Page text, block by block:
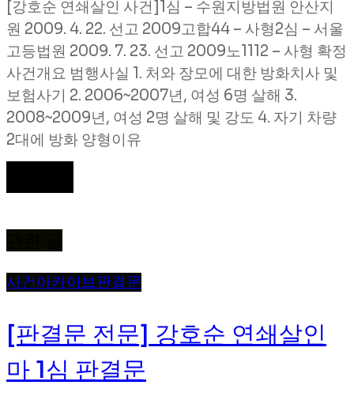
[강호순 연쇄살인 사건]1심 – 수원지방법원 안산지
원 2009. 4. 22. 선고 2009고합44 – 사형2심 – 서울
고등법원 2009. 7. 23. 선고 2009노1112 – 사형 확정
사건개요 범행사실 1. 처와 장모에 대한 방화치사 및
보험사기 2. 2006~2007년, 여성 6명 살해 3.
2008~2009년, 여성 2명 살해 및 강도 4. 자기 차량
2대에 방화 양형이유
사건아카이브판결문
[판결문 전문] 강호순 연쇄살인
마 1심 판결문